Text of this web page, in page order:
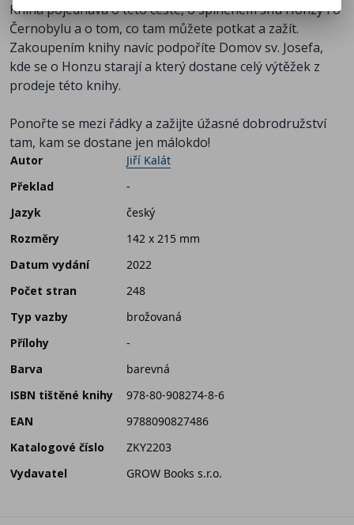
Kniha pojednává o této cestě, o splněném snu Honzy i o
Černobylu a o tom, co tam můžete potkat a zažít.
Zakoupením knihy navíc podpoříte Domov sv. Josefa,
kde se o Honzu starají a který dostane celý výtěžek z
prodeje této knihy.
Ponořte se mezi řádky a zažijte úžasné dobrodružství
tam, kam se dostane jen málokdo!
Autor
Jiří Kalát
Překlad
-
Jazyk
český
Rozměry
142 x 215 mm
Datum vydání
2022
Počet stran
248
Typ vazby
brožovaná
Přílohy
-
Barva
barevná
ISBN tištěné knihy
978-80-908274-8-6
EAN
9788090827486
Katalogové číslo
ZKY2203
Vydavatel
GROW Books s.r.o.